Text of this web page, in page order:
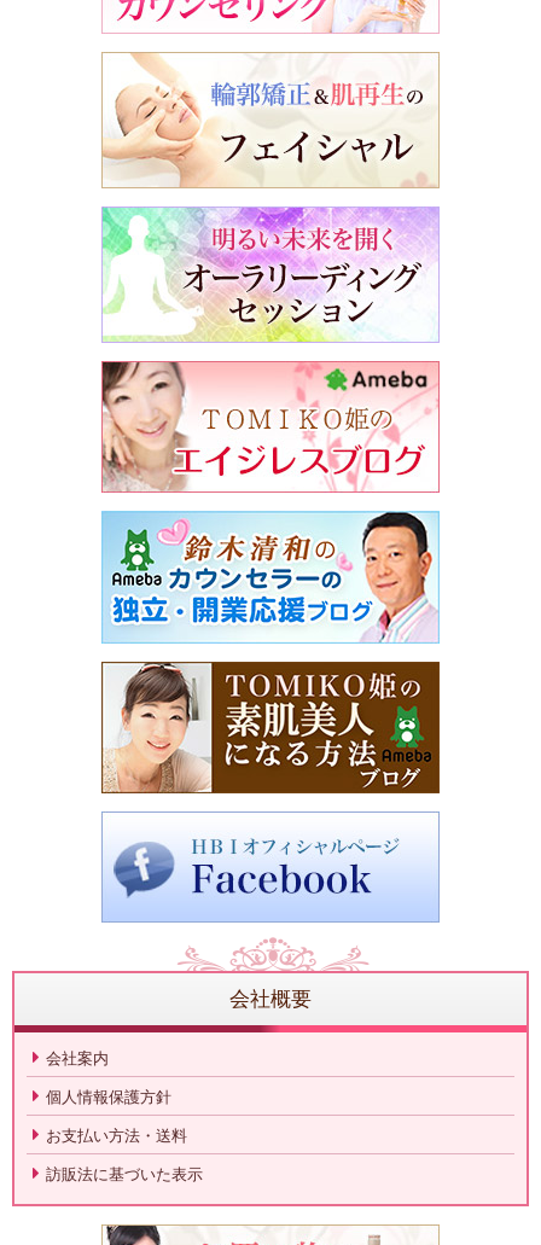
会社概要
会社案内
個人情報保護方針
お支払い方法・送料
訪販法に基づいた表示